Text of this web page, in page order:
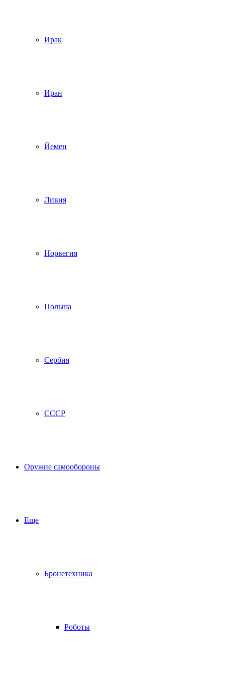
Ирак
Иран
Йемен
Ливия
Норвегия
Польша
Сербия
СССР
Оружие самообороны
Еще
Бронетехника
Роботы